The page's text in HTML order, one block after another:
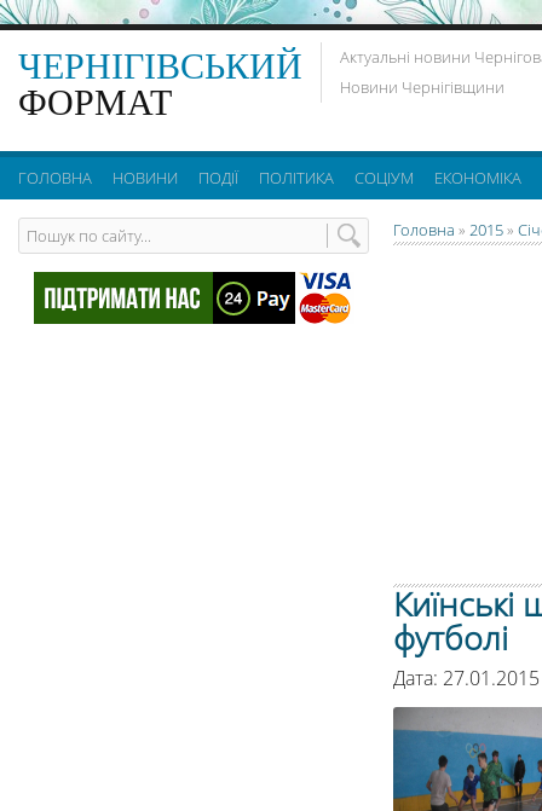
ЧЕРНІГІВСЬКИЙ
ФОРМАТ
Актуальні новини
Новини Чернігівщини
ГОЛОВНА НОВИНИ ПОДІЇ ПОЛІТИКА СОЦІУМ ЕКОНОМІКА
Головна » 2015»
Киїнські
футболі
Дата: